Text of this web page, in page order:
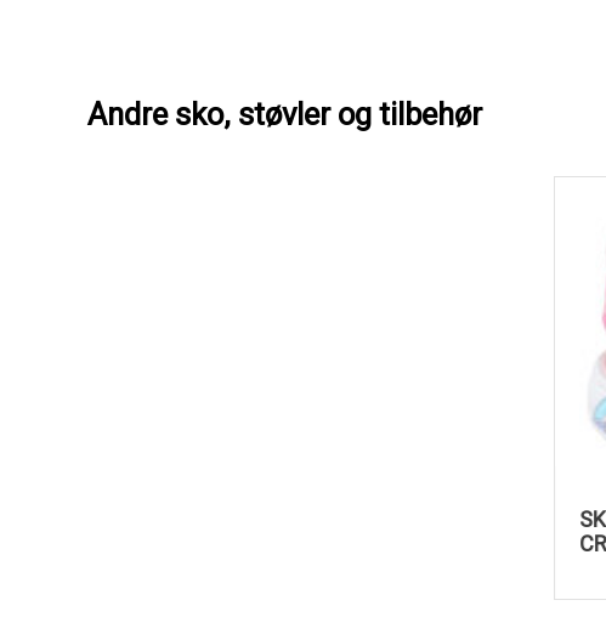
Andre sko, støvler og tilbehør